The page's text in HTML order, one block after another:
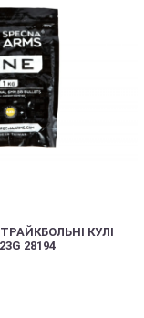
КУЛІ
28194